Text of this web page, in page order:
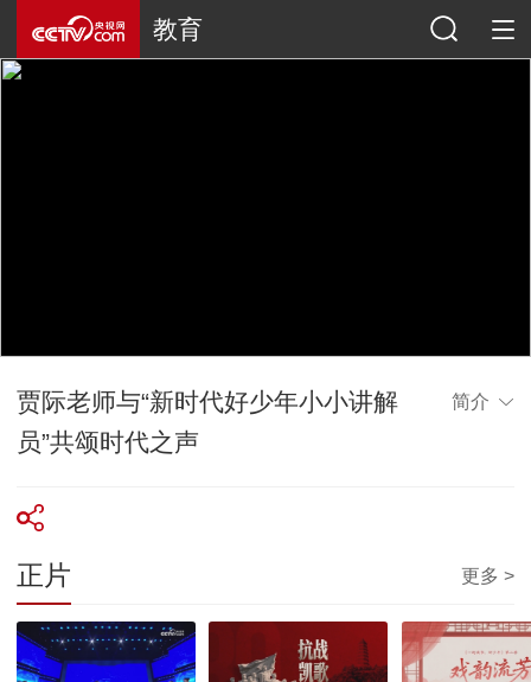
教育
贾际老师与“新时代好少年小小讲解
员”共颂时代之声
简介
正片 更多 >